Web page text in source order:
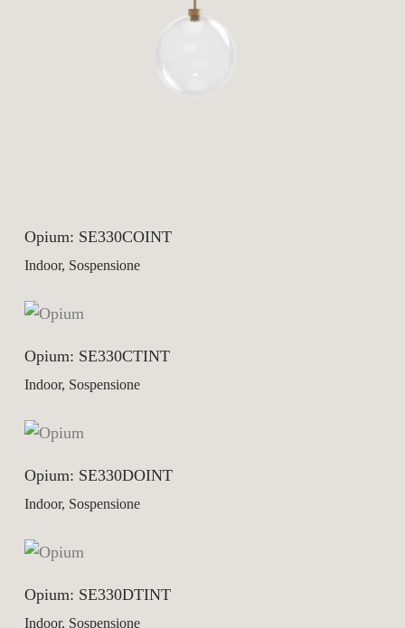
Opium: SE330COINT
Indoor, Sospensione
Opium: SE330CTINT
Indoor, Sospensione
Opium: SE330DOINT
Indoor, Sospensione
Opium: SE330DTINT
Indoor, Sospensione